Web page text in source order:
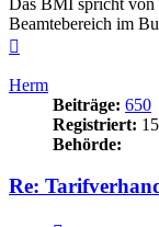
Beamtebereich im
Herm
Beiträge: 650
Registriert:
Behörde:
Re: